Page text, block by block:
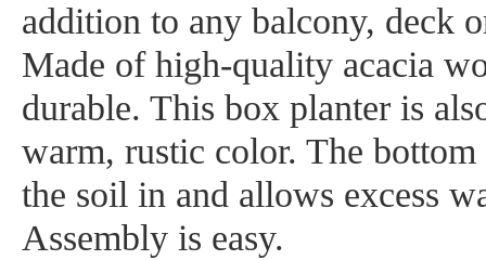
addition to any balcony, deck
Made of high-quality acacia
durable. This box planter is
warm, rustic color. The
the soil in and allows excess
Assembly is easy.